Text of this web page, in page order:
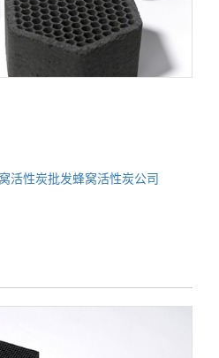
活性炭批发蜂窝活性炭公司